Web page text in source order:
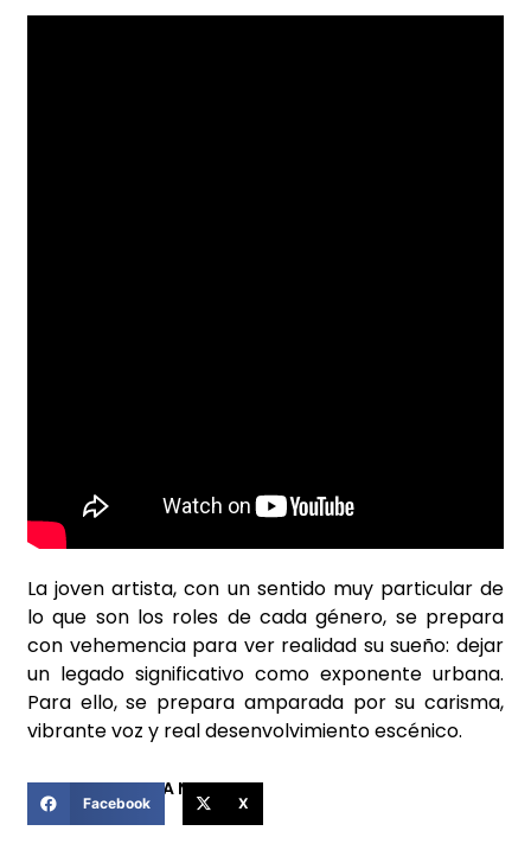
La joven artista, con un sentido muy particular de
lo que son los roles de cada género, se prepara
con vehemencia para ver realidad su sueño: dejar
un legado significativo como exponente urbana.
Para ello, se prepara amparada por su carisma,
vibrante voz y real desenvolvimiento escénico.
COMPARTIR ESTA NOTICIA
Facebook X